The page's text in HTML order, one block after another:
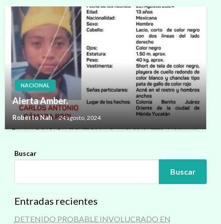
NACIONAL
Alerta Amber.
Roberto Nah 24 agosto, 2024
Buscar
Buscar
Entradas recientes
DETENIDO PROBABLE INVOLUCRADO EN